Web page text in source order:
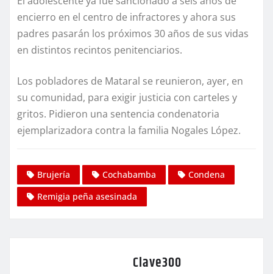
encierro en el centro de infractores y ahora sus
padres pasarán los próximos 30 años de sus vidas
en distintos recintos penitenciarios.
Los pobladores de Mataral se reunieron, ayer, en
su comunidad, para exigir justicia con carteles y
gritos. Pidieron una sentencia condenatoria
ejemplarizadora contra la familia Nogales López.
Brujería Cochabamba
Condena
Remigia peña asesinada
Clave300